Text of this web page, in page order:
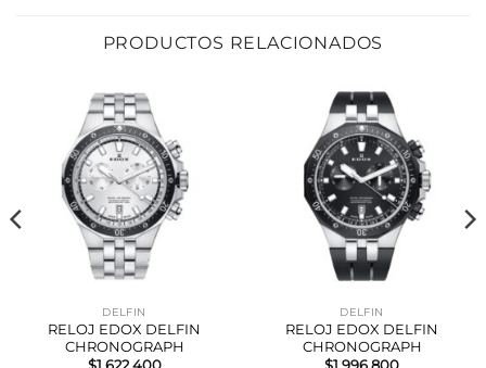
PRODUCTOS RELACIONADOS
DELFIN
RELOJ EDOX DELFIN
CHRONOGRAPH
DELFIN
RELOJ EDOX DELFIN
CHRONOGRAPH